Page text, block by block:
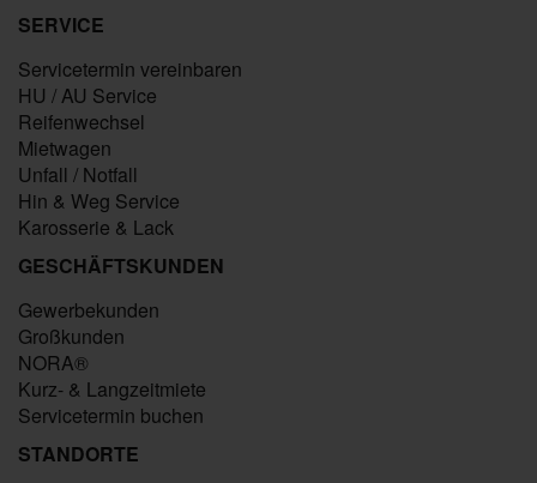
SERVICE
Servicetermin vereinbaren
HU / AU Service
Reifenwechsel
Mietwagen
Unfall / Notfall
Hin & Weg Service
Karosserie & Lack
GESCHÄFTSKUNDEN
Gewerbekunden
Großkunden
NORA®
Kurz- & Langzeitmiete
Servicetermin buchen
STANDORTE